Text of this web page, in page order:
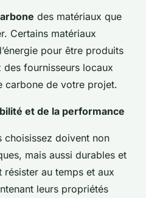
des matériaux que
Certains matériaux
pour être produits
fournisseurs locaux
carbone de votre projet.
et de la performance
choisissez doivent non
mais aussi durables et
au temps et aux
leurs propriétés